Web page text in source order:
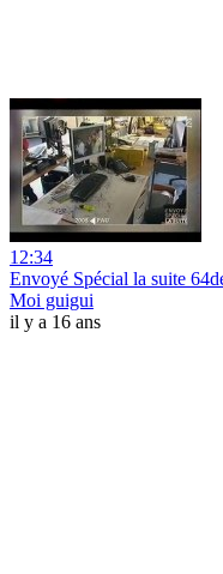
12:34
Envoyé Spécial la suite
Moi guigui
il y a 16 ans